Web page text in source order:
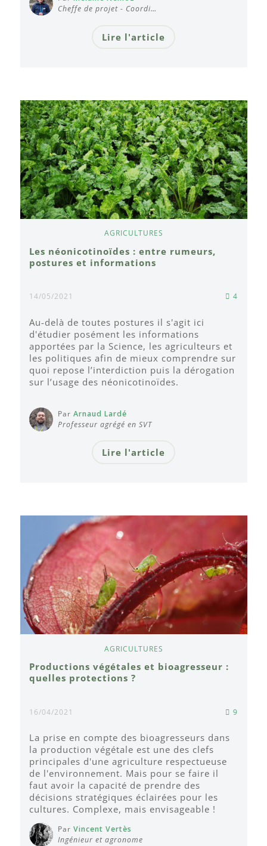
Cheffe de projet - Coordi…
Lire l'article
AGRICULTURES
Les néonicotinoïdes : entre rumeurs,
postures et informations
14/05/2021 4
Au-delà de toutes postures il s'agit ici
d'étudier posément les informations
apportées par la Science, les agriculteurs et
les politiques afin de mieux comprendre sur
quoi repose l’interdiction puis la dérogation
sur l’usage des néonicotinoïdes.
Par Arnaud Lardé
Professeur agrégé en SVT
Lire l'article
AGRICULTURES
Productions végétales et bioagresseur :
quelles protections ?
16/04/2021 9
La prise en compte des bioagresseurs dans
la production végétale est une des clefs
principales d'une agriculture respectueuse
de l'environnement. Mais pour se faire il
faut avoir la capacité de prendre des
décisions stratégiques éclairées pour les
cultures. Complexe, mais envisageable !
Par Vincent Vertès
Ingénieur et agronome